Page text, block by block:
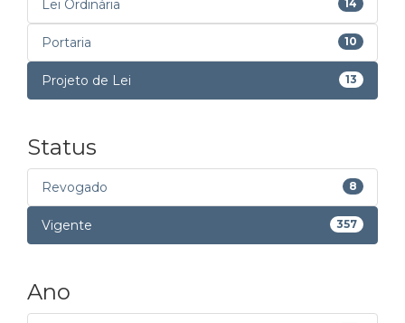
Lei Ordinária 14
Portaria 10
Projeto de Lei 13
Status
Revogado 8
Vigente 357
Ano